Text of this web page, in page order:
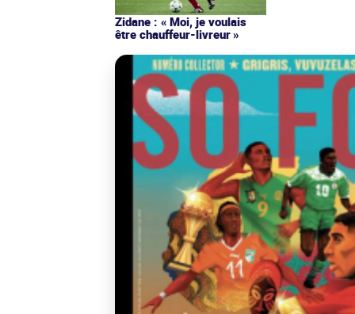
Zidane : « Moi, je voulais
être chauffeur-livreur »